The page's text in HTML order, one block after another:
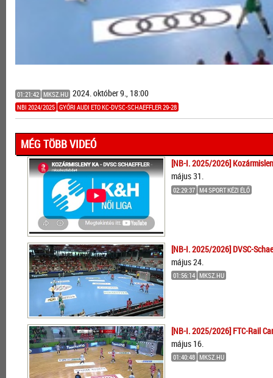
01:21:42 MKSZ.HU 2024. október 9., 18:00
NBI 2024/2025 GYŐRI AUDI ETO KC-DVSC-SCHAEFFLER 29-28
MÉG TÖBB VIDEÓ
[NB-I. 2025/2026]
május 31.
02:29:37 M4 SPORT KÉZI ÉLŐ
[NB-I. 2025/2026] DVSC-
május 24.
01:56:14 MKSZ.HU
[NB-I. 2025/2026] FTC-Rail
május 16.
01:40:48 MKSZ.HU